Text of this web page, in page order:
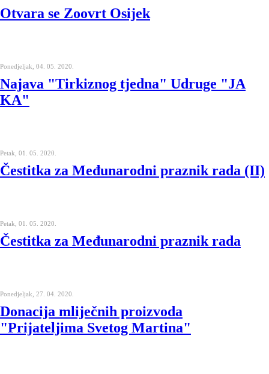
Otvara se Zoovrt Osijek
Ponedjeljak, 04. 05. 2020.
Najava "Tirkiznog tjedna" Udruge "JA
KA"
Petak, 01. 05. 2020.
Čestitka za Međunarodni praznik rada (II)
Petak, 01. 05. 2020.
Čestitka za Međunarodni praznik rada
Ponedjeljak, 27. 04. 2020.
Donacija mliječnih proizvoda
"Prijateljima Svetog Martina"